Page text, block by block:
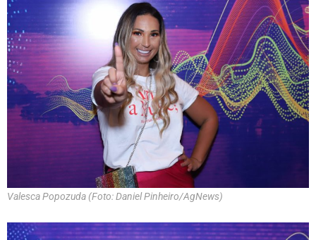
Valesca Popozuda (Foto: Daniel Pinheiro/AgNews)